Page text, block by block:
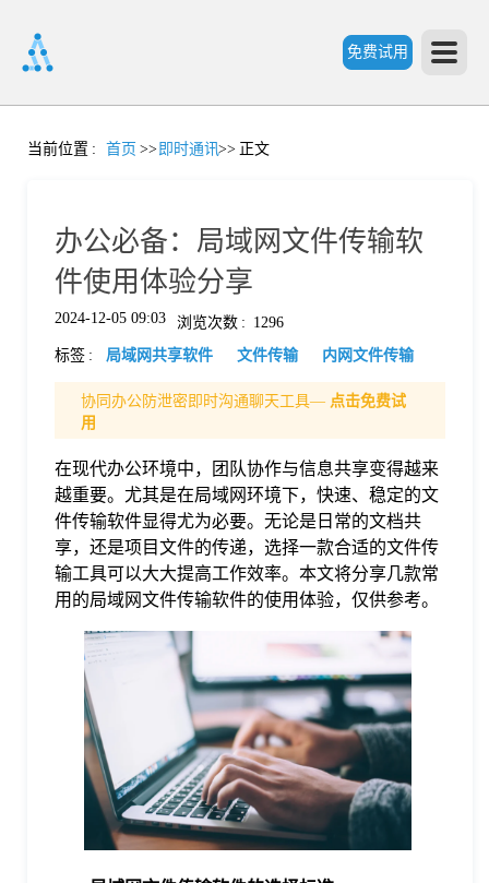
免费试用
首
价
格
常
见
当前位置 : 首页 >> 即时通讯>> 正文
办公必备：局域网文件传输软
件使用体验分享
2024-12-05 09:03 浏览次数 : 1296
标签 : 局域网共享软件 文件传输 内网文件传输
协同办公防泄密即时沟通聊天工具— 点击免费试
用
在现代办公环境中，团队协作与信息共享变得越来
越重要。尤其是在局域网环境下，快速、稳定的文
件传输软件显得尤为必要。无论是日常的文档共
享，还是项目文件的传递，选择一款合适的文件传
输工具可以大大提高工作效率。本文将分享几款常
用的局域网文件传输软件的使用体验，仅供参考。